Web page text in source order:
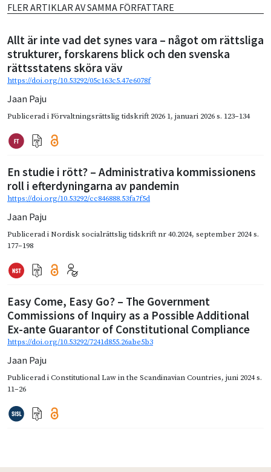
FLER ARTIKLAR AV SAMMA FÖRFATTARE
Allt är inte vad det synes vara – något om rättsliga
strukturer, forskarens blick och den svenska
rättsstatens sköra väv
https://doi.org/10.53292/05c163c5.47e6078f
Jaan Paju
Publicerad iFörvaltningsrättslig tidskrift 2026 1, januari 2026s. 123–134
En studie i rött? – Administrativa kommissionens
roll i efterdyningarna av pandemin
https://doi.org/10.53292/cc846888.53fa7f5d
Jaan Paju
Publicerad iNordisk socialrättslig tidskrift nr 40.2024, september 2024s.
177–198
Easy Come, Easy Go? – The Government
Commissions of Inquiry as a Possible Additional
Ex-ante Guarantor of Constitutional Compliance
https://doi.org/10.53292/7241d855.26abe5b3
Jaan Paju
Publicerad iConstitutional Law in the Scandinavian Countries, juni 2024s.
11–26